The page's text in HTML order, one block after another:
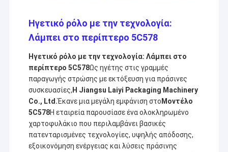
Ηγετικό ρόλο με την τεχνολογία:
Λάμπει στο περίπτερο 5C578
Ηγετικό ρόλο με την τεχνολογία: Λάμπει στο
περίπτερο 5C578Ως ηγέτης στις γραμμές
παραγωγής στρώσης με εκτόξευση για πράσινες
συσκευασίες,Η Jiangsu Laiyi Packaging Machinery
Co., Ltd.Έκανε μια μεγάλη εμφάνιση στοΜοντέλο
5C578Η εταιρεία παρουσίασε ένα ολοκληρωμένο
χαρτοφυλάκιο που περιλαμβάνει βασικές
πατενταρισμένες τεχνολογίες, υψηλής απόδοσης,
εξοικονόμηση ενέργειας και λύσεις πράσινης